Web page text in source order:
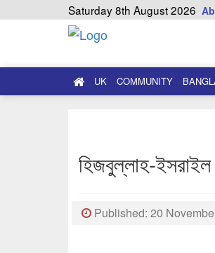
Saturday 8th August 2026
UK COMMUNITY
হিজবুল্লাহ-ইসরাইল
Published: 20